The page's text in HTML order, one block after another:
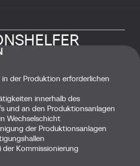
sind, sich gemeinsam mit einem
Team, in einem modernen und
Tag für Tag
herausfordernden Aufgaben zu
bei uns!
der Produktion erforderlichen
innerhalb des
und an den Produktionsanlagen
Wechselschicht
der Produktionsanlagen
Kommissionierung